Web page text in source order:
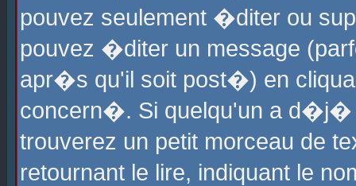
pouvez seulement �diter ou
pouvez �diter un message
apr�s qu'il soit post�) en
concern�. Si quelqu'un a
trouverez un petit morceau de
retournant le lire, indiquant le